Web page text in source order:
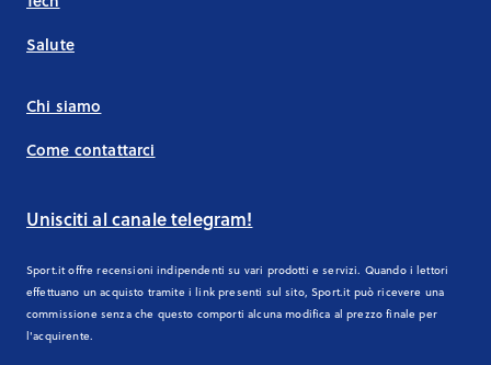
Salute
Chi siamo
Come contattarci
Unisciti al canale telegram!
Sport.it offre recensioni indipendenti su vari prodotti e servizi. Quando i lettori
effettuano un acquisto tramite i link presenti sul sito, Sport.it può ricevere una
commissione senza che questo comporti alcuna modifica al prezzo finale per
l'acquirente.